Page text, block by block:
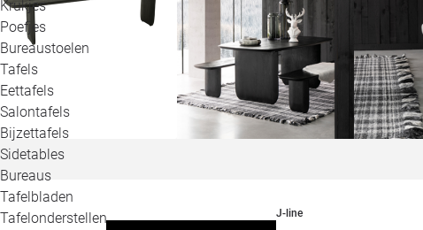
Krukjes
Poefjes
Bureaustoelen
Tafels
Eettafels
Salontafels
Bijzettafels
Sidetables
Bureaus
Tafelbladen
Tafelonderstellen
J-line